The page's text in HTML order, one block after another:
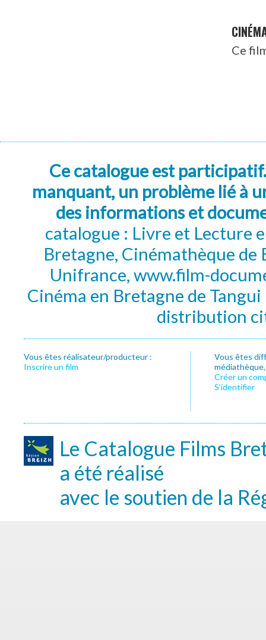
Ce
Ce catalogue est
manquant, un problème lié à
des informations et
catalogue : Livre et Lecture
Bretagne, Cinémathèque de
Unifrance, www.film-
Cinéma en Bretagne de
distribution
Vous êtes réalisateur/producteur :
Inscrire un film
Vous êtes
Créer un
S’identifier
Le Catalogue Films
a été réalisé
avec le soutien de la